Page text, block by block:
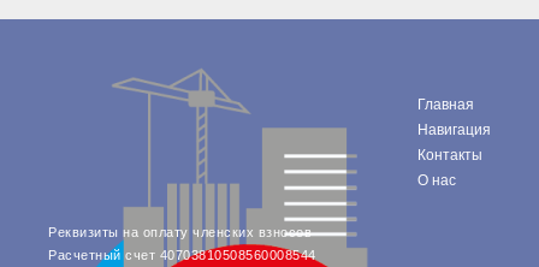
Реквизиты на оплату членских взносов
Расчетный счет 40703810508560008544
Главная
Навигация
Контакты
О нас